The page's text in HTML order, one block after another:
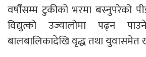
वर्षौंसम्म टुकीको भरमा बस्नुपरेको
विद्युत्को उज्यालोमा पढ्न
बालबालिकादेखि वृद्ध तथा